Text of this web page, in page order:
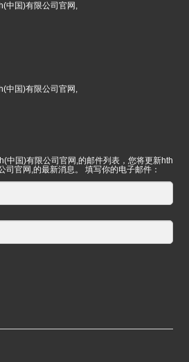
中国)有限公司官网,
中国)有限公司官网,
中国)有限公司官网,的邮件列表，您将更新hth
司官网,的最新消息。 填写你的电子邮件：